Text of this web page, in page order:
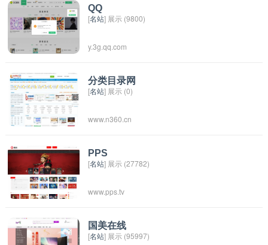
4月15日正式上线，每天独立用户数超过2500
万，每月2亿用户，拥有超过8000万的注册用
QQ
[名站] 展示 (9800)
y.3g.qq.com
分类目录网
[名站] 展示 (0)
www.n360.cn
PPS
[名站] 展示 (27782)
www.pps.tv
国美在线
[名站] 展示 (95997)